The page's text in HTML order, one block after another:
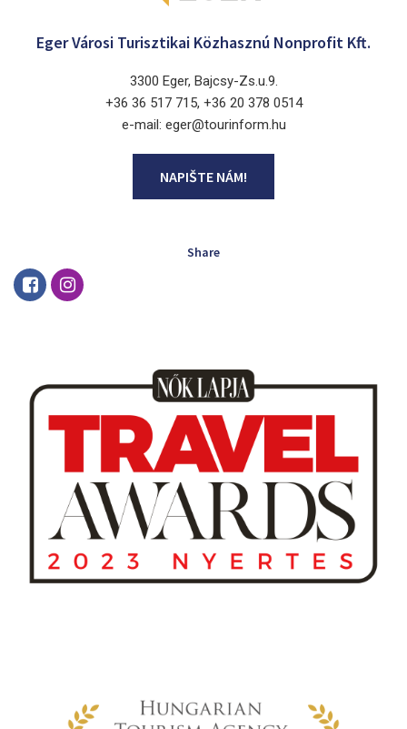
Eger Városi Turisztikai Közhasznú Nonprofit Kft.
3300 Eger, Bajcsy-Zs.u.9.
+36 36 517 715, +36 20 378 0514
e-mail: eger@tourinform.hu
NAPIŠTE NÁM!
Share